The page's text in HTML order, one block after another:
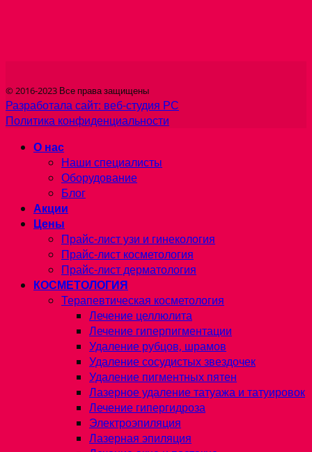
© 2016-2023 Все права защищены
Разработала сайт: веб-студия РС
Политика конфиденциальности
О нас
Наши специалисты
Оборудование
Блог
Акции
Цены
Прайс-лист узи и гинекология
Прайс-лист косметология
Прайс-лист дерматология
КОСМЕТОЛОГИЯ
Терапевтическая косметология
Лечение целлюлита
Лечение гиперпигментации
Удаление рубцов, шрамов
Удаление сосудистых звездочек
Удаление пигментных пятен
Лазерное удаление татуажа и татуировок
Лечение гипергидроза
Электроэпиляция
Лазерная эпиляция